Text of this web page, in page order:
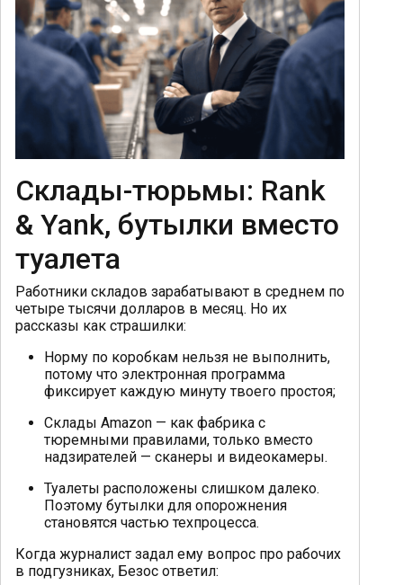
Склады-тюрьмы: Rank
& Yank, бутылки вместо
туалета
Работники складов зарабатывают в среднем по
четыре тысячи долларов в месяц. Но их
рассказы как страшилки:
Норму по коробкам нельзя не выполнить,
потому что электронная программа
фиксирует каждую минуту твоего простоя;
Склады Amazon — как фабрика с
тюремными правилами, только вместо
надзирателей — сканеры и видеокамеры.
Туалеты расположены слишком далеко.
Поэтому бутылки для опорожнения
становятся частью техпроцесса.
Когда журналист задал ему вопрос про рабочих
в подгузниках, Безос ответил: